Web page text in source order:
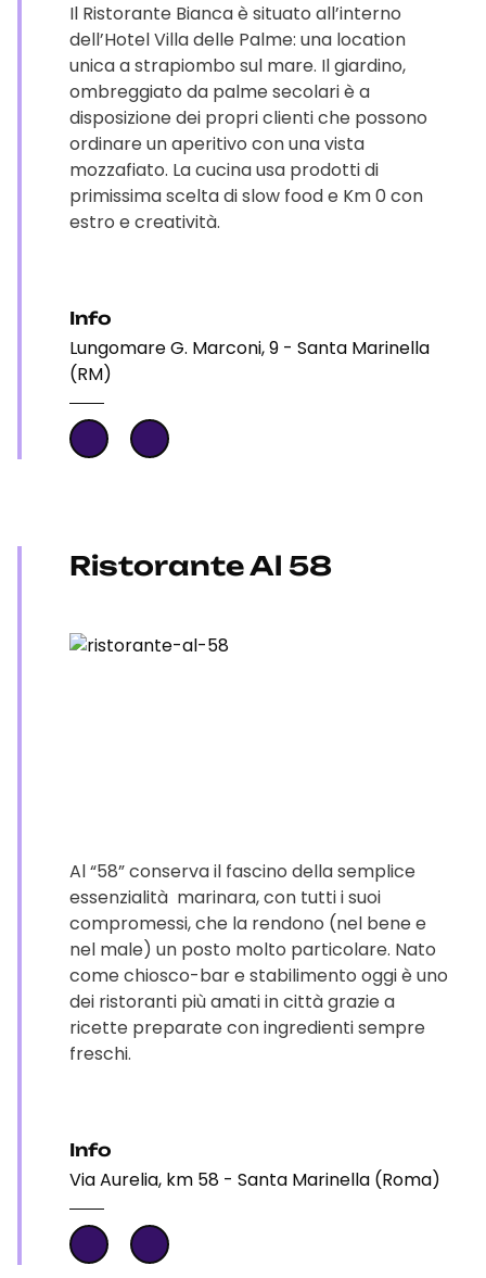
Il Ristorante Bianca è situato all’interno
dell’Hotel Villa delle Palme: una location
unica a strapiombo sul mare. Il giardino,
ombreggiato da palme secolari è a
disposizione dei propri clienti che possono
ordinare un aperitivo con una vista
mozzafiato. La cucina usa prodotti di
primissima scelta di slow food e Km 0 con
estro e creatività.
Info
Lungomare G. Marconi, 9 - Santa Marinella
(RM)
Ristorante Al 58
Al “58” conserva il fascino della semplice
essenzialità marinara, con tutti i suoi
compromessi, che la rendono (nel bene e
nel male) un posto molto particolare. Nato
come chiosco-bar e stabilimento oggi è uno
dei ristoranti più amati in città grazie a
ricette preparate con ingredienti sempre
freschi.
Info
Via Aurelia, km 58 - Santa Marinella (Roma)